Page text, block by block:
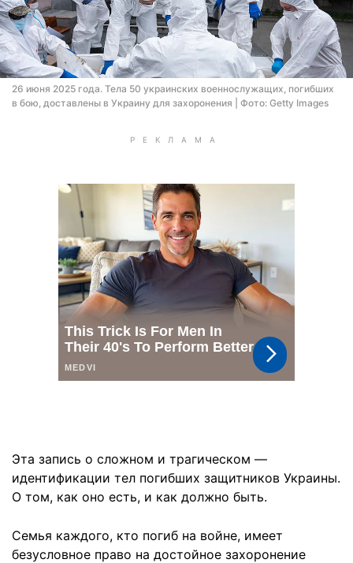
26 июня 2025 года. Тела 50 украинских военнослужащих, погибших
в бою, доставлены в Украину для захоронения | Фото: Getty Images
Эта запись о сложном и трагическом —
идентификации тел погибших защитников Украины.
О том, как оно есть, и как должно быть.
Семья каждого, кто погиб на войне, имеет
безусловное право на достойное захоронение